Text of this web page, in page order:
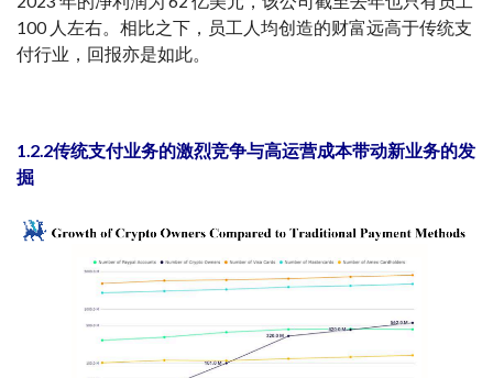
100 人左右。相比之下，员工人均创造的财富远高于传统支
付行业，回报亦是如此。
1.2.2传统支付业务的激烈竞争与高运营成本带动新业务的发
掘